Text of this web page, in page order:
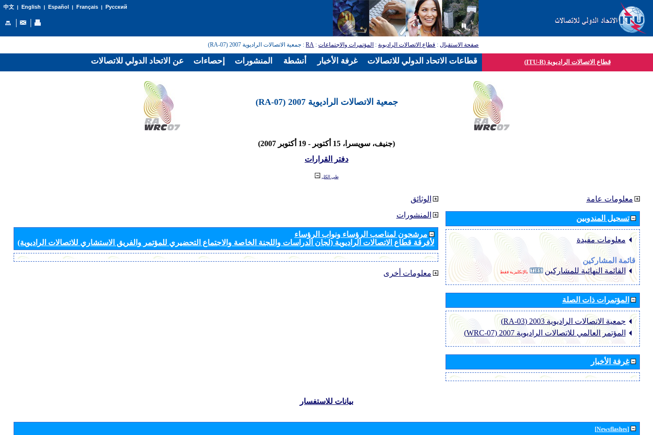
中文| English | Español | Français| Русский
صفحة الاستقبال: قطاع الاتصالات الراديوية: المؤتمرات والاجتماعات:
RA: جمعية الاتصالات الراديوية 2007 (RA-07)
قطاع الاتصالات الراديوية (ITU-R)
جمعية الاتصالات الراديوية 2007 (RA-07)
(جنيف، سويسرا، 15 أكتوبر - 19 أكتوبر 2007)
دفتر القرارات
طي الكل
الوثائق
المنشورات
مرشحون لمناصب الرؤساء ونواب الرؤساء
لأفرقة قطاع الاتصالات الراديوية (لجان الدراسات واللجنة الخاصة والاجتماع التحضيري للمؤتمر والفريق الاستشاري للاتصالات الراديوية)
معلومات أخرى
معلومات عامة
تسجيل المندوبين
معلومات مفيدة
قائمة المشاركين
القائمة النهائية للمشاركين
بالإنكليزية فقط
المؤتمرات ذات الصلة
جمعية الاتصالات الراديوية 2003 (RA-03)
المؤتمر العالمي للاتصالات الراديوية 2007 (WRC-07)
غرفة الأخبار
بيانات للاستفسار
[Newsflashes]
عن الاتحاد الدولي للاتصالات إحصاءات المنشورات أنشطة غرفة الأخبار قطاعات الاتحاد الدولي للاتصالات